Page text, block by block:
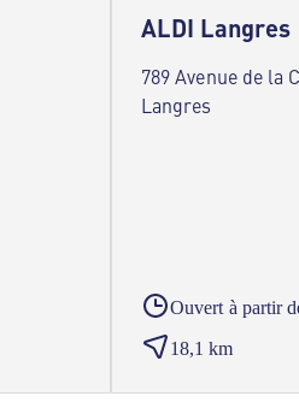
ALDI Langres
789 Avenue de la
Langres
Ouvert à partir
18,1 km